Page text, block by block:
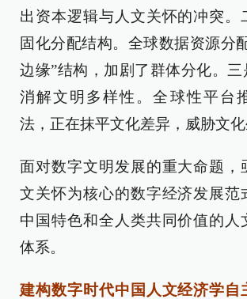
出资本逻辑与人文关怀的冲突。
固化分配结构。全球数据资源分
边缘”结构，加剧了群体分化。
消解文明多样性。全球性平台
法，正在抹平文化差异，威胁文化
面对数字文明发展的重大命题，
文关怀为核心的数字经济发展范
中国特色和全人类共同价值的人
体系。
建构数字时代中国人文经济学自